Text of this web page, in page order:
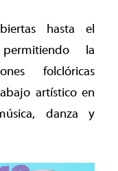
hasta el
la
folclóricas
artístico en
danza y